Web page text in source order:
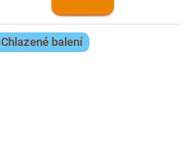
Chlazené balení